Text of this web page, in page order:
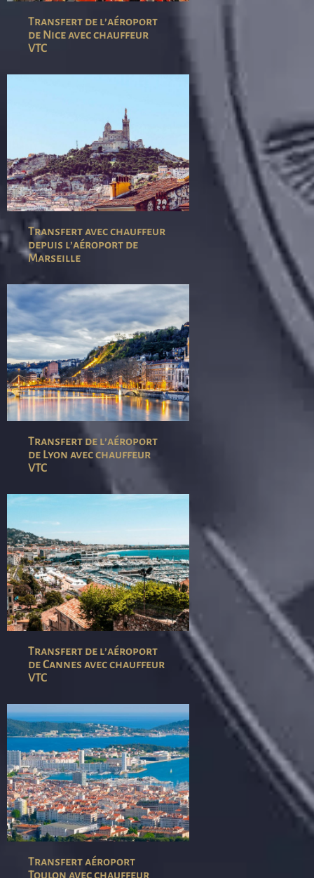
Transfert de l’aéroport
de Nice avec chauffeur
VTC
Transfert avec chauffeur
depuis l’aéroport de
Marseille
Transfert de l’aéroport
de Lyon avec chauffeur
VTC
Transfert de l’aéroport
de Cannes avec chauffeur
VTC
Transfert aéroport
Toulon avec chauffeur